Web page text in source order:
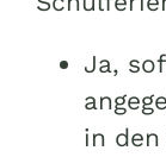
Ja,
in